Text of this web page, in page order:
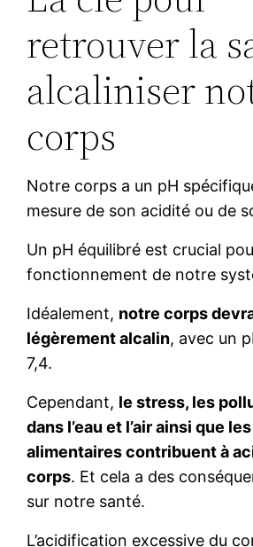
retrouver la
alcaliniser
corps
Notre corps a un pH
mesure de son acidité ou de
Un pH équilibré est crucial
fonctionnement de notre
Idéalement, notre corps
légèrement alcalin, avec un
7,4.
Cependant, le stress, les
dans l’eau et l’air ainsi que
alimentaires contribuent à
corps. Et cela a des
sur notre santé.
L’acidification excessive du